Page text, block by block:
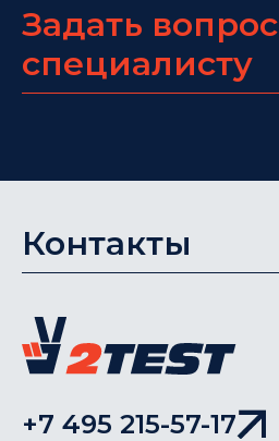
Задать вопрос
специалисту
Контакты
+7 495 215-57-17